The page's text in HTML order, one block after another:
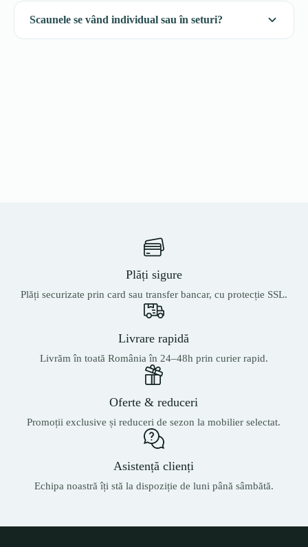
Scaunele se vând individual sau în seturi?
Plăți sigure
Plăți securizate prin card sau transfer bancar, cu protecție SSL.
Livrare rapidă
Livrăm în toată România în 24–48h prin curier rapid.
Oferte & reduceri
Promoții exclusive și reduceri de sezon la mobilier selectat.
Asistență clienți
Echipa noastră îți stă la dispoziție de luni până sâmbătă.